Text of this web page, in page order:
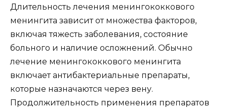
Длительность лечения менингококкового
менингита зависит от множества факторов,
включая тяжесть заболевания, состояние
больного и наличие осложнений. Обычно
лечение менингококкового менингита
включает антибактериальные препараты,
которые назначаются через вену.
Продолжительность применения препаратов